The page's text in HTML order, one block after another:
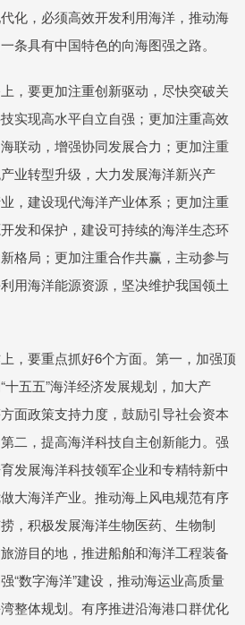
化，必须高效开发利用海洋，推动海
条具有中国特色的向海图强之路。
要更加注重创新驱动，尽快突破关
实现高水平自立自强；更加注重高效
联动，增强协同发展合力；更加注重
业转型升级，大力发展海洋新兴产
，建设现代海洋产业体系；更加注重
发和保护，建设可持续的海洋生态环
格局；更加注重合作共赢，主动参与
用海洋能源资源，坚决维护我国领土
要重点抓好6个方面。第一，加强顶
五五”海洋经济发展规划，加大产
面政策支持力度，鼓励引导社会资本
二，提高海洋科技自主创新能力。强
发展海洋科技领军企业和专精特新中
大海洋产业。推动海上风电规范有序
，积极发展海洋生物医药、生物制
游目的地，推进船舶和海洋工程装备
“数字海洋”建设，推动海运业高质量
整体规划。有序推进沿海港口群优化